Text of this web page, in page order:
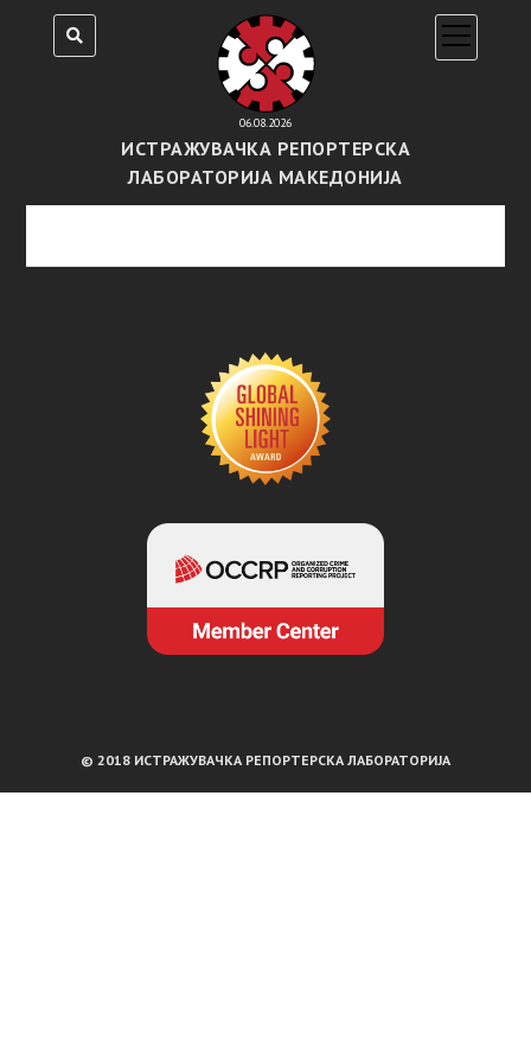
06.08.2026
ИСТРАЖУВАЧКА РЕПОРТЕРСКА
ЛАБОРАТОРИЈА МАКЕДОНИЈА
open
menu
© 2018 ИСТРАЖУВАЧКА РЕПОРТЕРСКА ЛАБОРАТОРИЈА